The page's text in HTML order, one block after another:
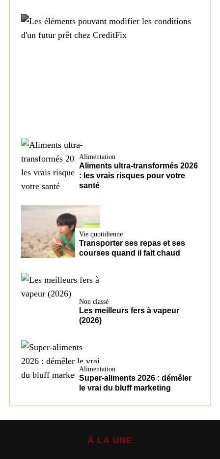
Alimentation
Aliments ultra-transformés 2026
: les vrais risques pour votre
santé
Vie quotidienne
Transporter ses repas et ses
courses quand il fait chaud
Non classé
Les meilleurs fers à vapeur
(2026)
Alimentation
Super-aliments 2026 : démêler
le vrai du bluff marketing
À LA UNE